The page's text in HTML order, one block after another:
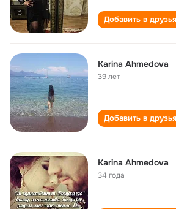
Добавить в друзья
Karina Ahmedova
39 лет
Добавить в друзья
Karina Ahmedova
34 года